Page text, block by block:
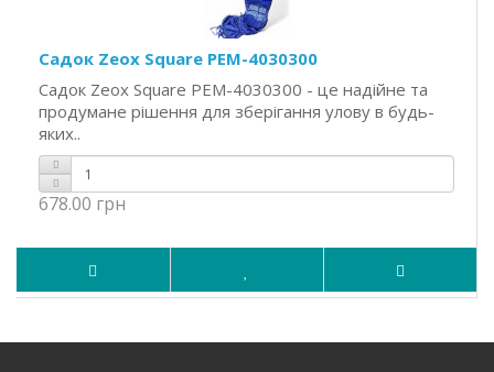
Садок Zeox Square PEM-4030300
Садок Zeox Square PEM-4030300 - це надійне та
продумане рішення для зберігання улову в будь-
яких..
678.00 грн